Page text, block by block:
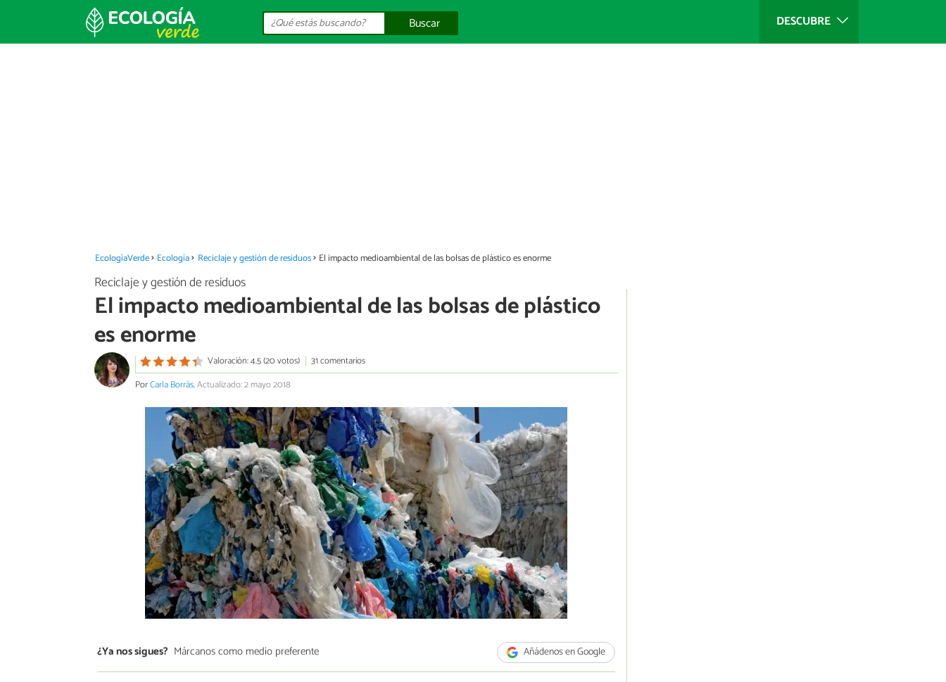
DESCUBRE
Buscar
EcologíaVerde Ecología Reciclaje y gestión de residuos El impacto medioambiental de las bolsas de plástico es enorme
Reciclaje y gestión de residuos
El impacto medioambiental de las bolsas de plástico
es enorme
Valoración: 4.5 (20 votos)
31 comentarios
PorCarla Borràs.Actualizado: 2 mayo 2018
¿Ya nos sigues? Márcanos como medio preferente Añádenos en Google